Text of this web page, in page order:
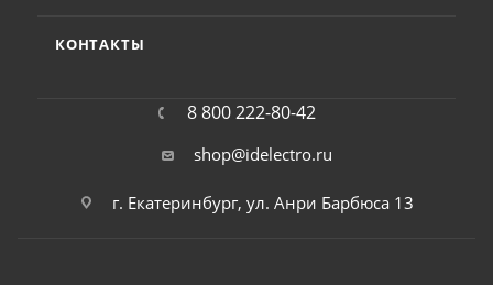
КОНТАКТЫ
8 800 222-80-42
shop@idelectro.ru
г. Екатеринбург, ул. Анри Барбюса 13